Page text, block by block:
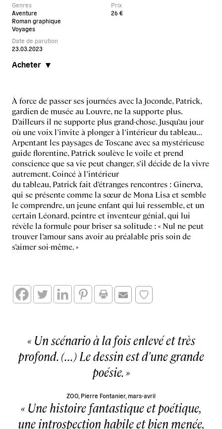
Genres
Aventure
Roman graphique
Voyages
Date de parution
23.03.2023
Acheter
Prix
26 €
À force de passer ses journées avec la Joconde, Patrick,
gardien de musée au Louvre, ne la supporte plus.
D’ailleurs il ne supporte plus grand-chose. Jusqu’au jour
où une voix l’invite à plonger à l’intérieur du tableau…
Arpentant les paysages de Toscane avec sa mystérieuse
guide florentine, Patrick soulève le voile et prend
conscience que sa vie peut changer, s’il décide de la vivre
autrement. Coincé à l’intérieur
du tableau, Patrick fait d’étranges rencontres : Ginerva,
qui se présente comme la sœur de Mona Lisa et semble
le comprendre, un jeune enfant qui lui ressemble, et un
certain Léonard, peintre et inventeur génial, qui lui
révèle la formule pour briser sa solitude : « Nul ne peut
trouver l’amour sans avoir au préalable pris soin de
s’aimer soi-même. »
Un scénario à la fois enlevé et très
profond. (...) Le dessin est d'une grande
poésie.
ZOO, Pierre Fontanier, mars-avril
Une histoire fantastique et poétique,
une introspection habile et bien menée,